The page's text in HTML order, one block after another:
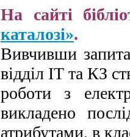
На сайті
каталозі».
Вивчивши
відділ ІТ та КЗ
роботи з
викладено
атрибутами, в